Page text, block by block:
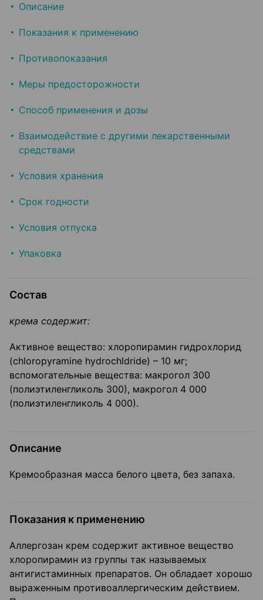
Описание
Показания к применению
Противопоказания
Меры предосторожности
Способ применения и дозы
Взаимодействие с другими лекарственными
средствами
Условия хранения
Срок годности
Условия отпуска
Упаковка
Состав
крема содержит:
Активное вещество: хлоропирамин гидрохлорид
(chloropyramine hydrochldride) – 10 мг;
вспомогательные вещества: макрогол 300
(полиэтиленгликоль 300), макрогол 4 000
(полиэтиленгликоль 4 000).
Описание
Кремообразная масса белого цвета, без запаха.
Показания к применению
Аллергозан крем содержит активное вещество
хлоропирамин из группы так называемых
антигистаминных препаратов. Он обладает хорошо
выраженным противоаллергическим действием.